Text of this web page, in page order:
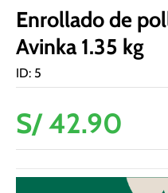
Enrollado de
Avinka 1.35 kg
ID: 5
S/42.90